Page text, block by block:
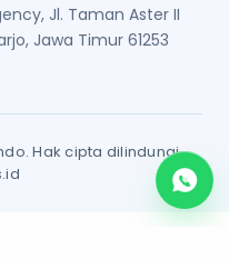
Jl. Taman Aster II
Jawa Timur 61253
Hak cipta dilindungi.